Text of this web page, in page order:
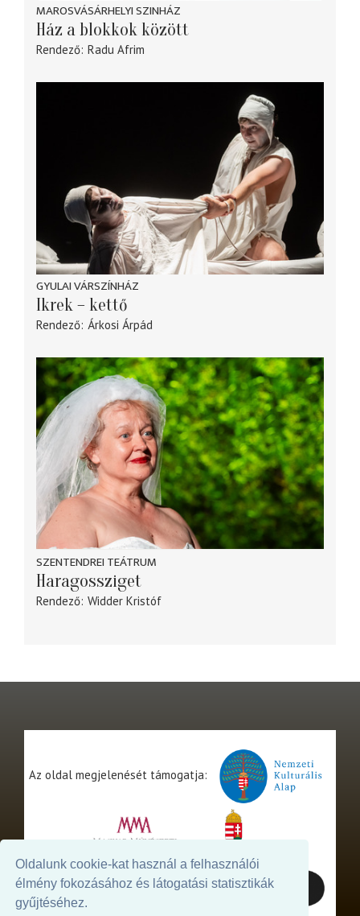
Oldalunk cookie-kat használ a felhasználói
élmény fokozásához és látogatási statisztikák
gyűjtéséhez.
MAROSVÁSÁRHELYI SZINHÁZ
Ház a blokkok között
Rendező Radu Afrim
GYULAI VÁRSZÍNHÁZ
Ikrek – kettő
Rendező Árkosi Árpád
SZENTENDREI TEÁTRUM
Haragossziget
Rendező Widder Kristóf
Az oldal megjelenését támogatja: